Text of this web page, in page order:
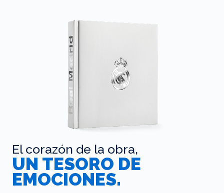
El corazón de la obra,
UN TESORO DE
EMOCIONES.